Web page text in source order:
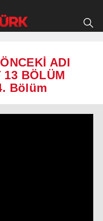
ADI
13 BÖLÜM
Bölüm